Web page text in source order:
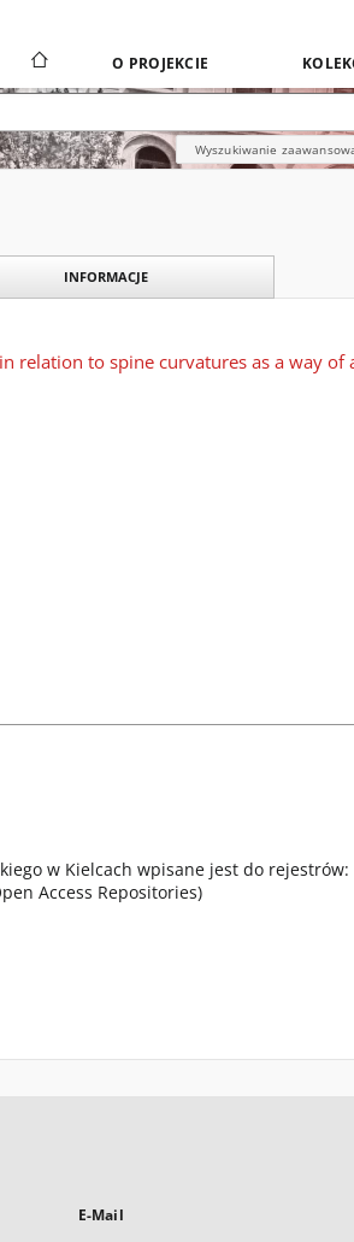
O PROJEKCIE
Wyszukiwanie
INFORMACJE
relation to spine curvatures as a way
w Kielcach wpisane jest do rejestrów:
Access Repositories)
E-Mail